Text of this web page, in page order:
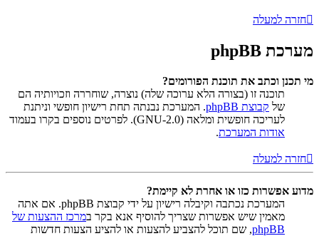
חזרה למעלה
מערכת phpBB
מי תכנן וכתב את תוכנת הפורומים?
תוכנה זו (בצורה הלא ערוכה שלה) נוצרה, שוחררה וזכויותיה הם
של קבוצת phpBB
. המערכת נבנתה תחת רישיון חופשי וניתנת
לעריכה חופשית ומלאה (GNU-2.0). לפרטים נוספים בקרו בעמוד
אודות המערכת.
חזרה למעלה
מדוע אפשרות כזו או אחרת לא קיימת?
המערכת נכתבה וקיבלה רישיון על ידי קבוצת phpBB. אם אתה
מאמין שיש אפשרות שצריך להוסיף אנא בקר במרכז ההצעות של
phpBB, שם תוכל להצביע להצעות או להציע הצעות חדשות